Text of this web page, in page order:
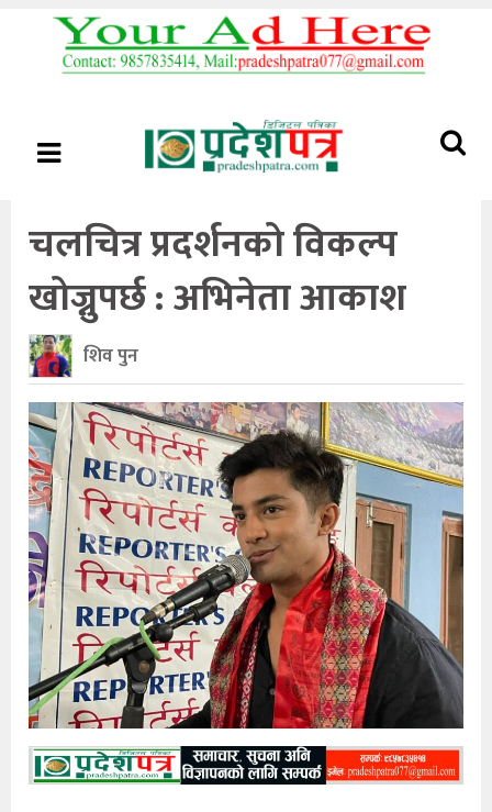
चलचित्र प्रदर्शनको विकल्प
खोज्नुपर्छ : अभिनेता आकाश
शिव पुन